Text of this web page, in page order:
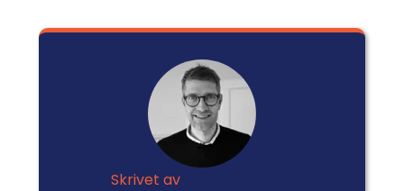
Skrivet av